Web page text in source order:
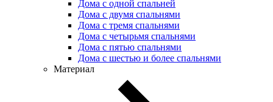
Дома с одной спальней
Дома с двумя спальнями
Дома с тремя спальнями
Дома с четырьмя спальнями
Дома с пятью спальнями
Дома с шестью и более спальнями
Материал